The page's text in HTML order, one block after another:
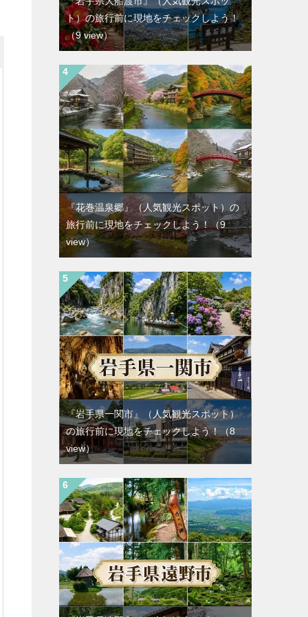
ト）の旅行前に現地をチェックしよう！
（9 view）
『花巻温泉郷』（人気観光スポット）の
旅行前に現地をチェックしよう！ （9
view）
『岩手県一関市』（人気観光スポット）
の旅行前に現地をチェックしよう！
（8
view）